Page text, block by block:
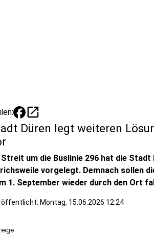
open_in_new
Düren legt weiteren
Streit um die Buslinie 296 hat die
vorgelegt. Demnach sollen
1. September wieder durch den Ort
Montag, 15.06.2026 12:24